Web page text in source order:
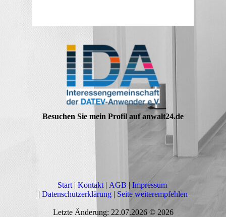
Besuchen Sie mein Profil auf anwalt24.de
Start| Kontakt| AGB | Impressum
| Datenschutzerklärung | Seite weiterempfehlen
Letzte Änderung: 22.07.2026 © 2026